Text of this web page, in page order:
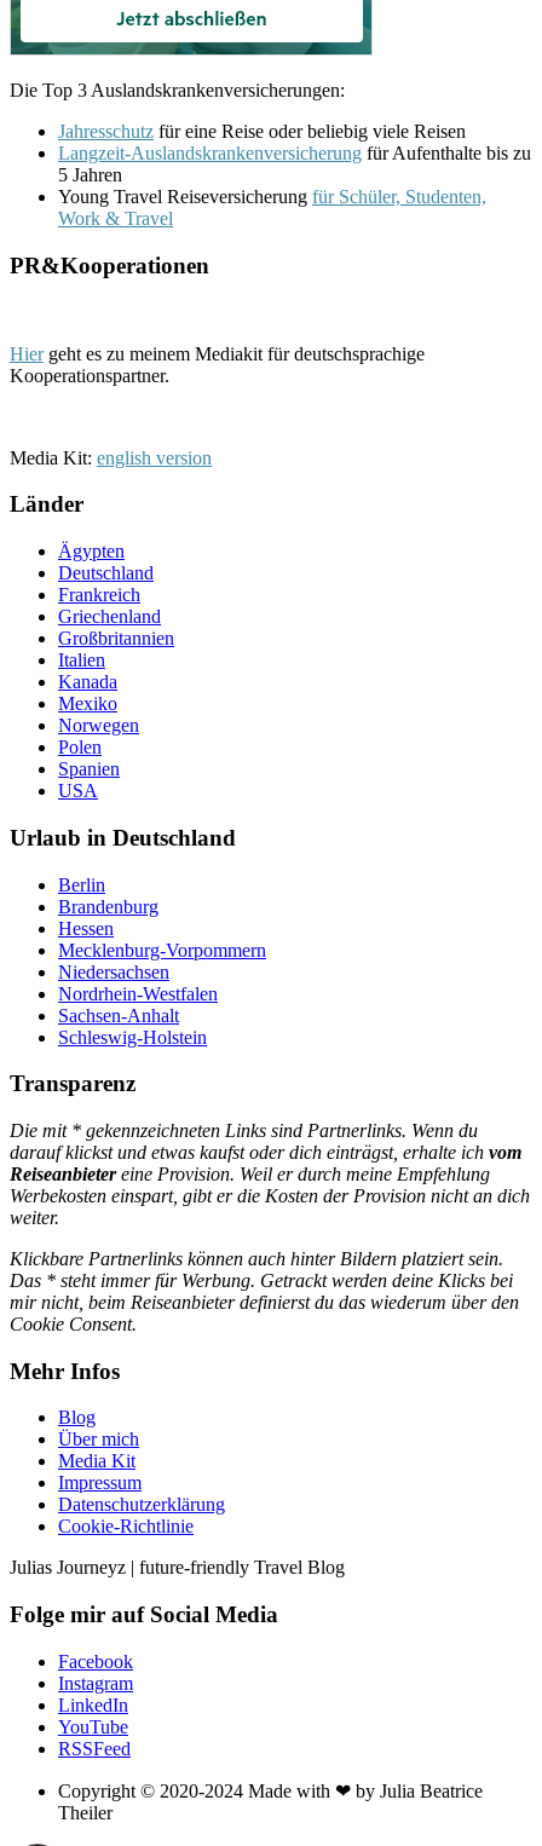
Die Top 3 Auslandskrankenversicherungen:
Jahresschutz für eine Reise oder beliebig viele Reisen
Langzeit-Auslandskrankenversicherung für Aufenthalte bis zu
5 Jahren
Young Travel Reiseversicherung für Schüler, Studenten,
Work & Travel
PR&Kooperationen
Hiergeht es zu meinem Mediakit für deutschsprachige
Kooperationspartner.
Media Kit: english version
Länder
Ägypten
Deutschland
Frankreich
Griechenland
Großbritannien
Italien
Kanada
Mexiko
Norwegen
Polen
Spanien
USA
Urlaub in Deutschland
Berlin
Brandenburg
Hessen
Mecklenburg-Vorpommern
Niedersachsen
Nordrhein-Westfalen
Sachsen-Anhalt
Schleswig-Holstein
Transparenz
Die mit * gekennzeichneten Links sind Partnerlinks. Wenn du
darauf klickst und etwas kaufst oder dich einträgst, erhalte ich vom
Reiseanbietereine Provision. Weil er durch meine Empfehlung
Werbekosten einspart, gibt er die Kosten der Provision nicht an dich
weiter.
Klickbare Partnerlinks können auch hinter Bildern platziert sein.
Das * steht immer für Werbung. Getrackt werden deine Klicks bei
mir nicht, beim Reiseanbieter definierst du das wiederum über den
Cookie Consent.
Mehr Infos
Blog
Über mich
Media Kit
Impressum
Datenschutzerklärung
Cookie-Richtlinie
Julias Journeyz | future-friendly Travel Blog
Folge mir auf Social Media
Facebook
Instagram
LinkedIn
YouTube
RSSFeed
Copyright © 2020-2024 Made with ❤ by Julia Beatrice
Theiler